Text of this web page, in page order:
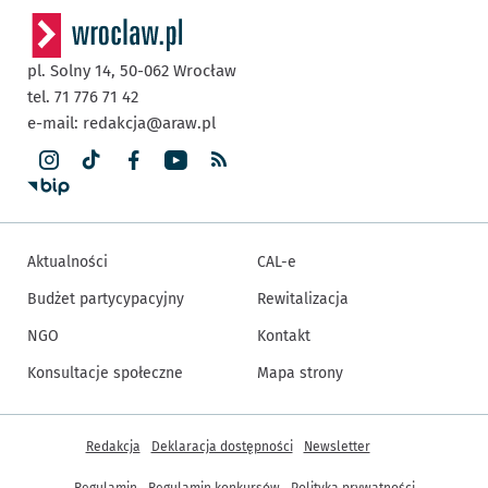
pl. Solny 14, 50-062 Wrocław
tel. 71 776 71 42
e-mail: redakcja@araw.pl
Aktualności
Budżet partycypacyjny
NGO
Konsultacje społeczne
CAL-e
Rewitalizacja
Kontakt
Mapa strony
Inne informacje
Redakcja Deklaracja dostępności Newsletter